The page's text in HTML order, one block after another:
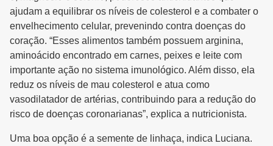
ajudam a equilibrar os níveis de colesterol e a combater o
envelhecimento celular, prevenindo contra doenças do
coração. “Esses alimentos também possuem arginina,
aminoácido encontrado em carnes, peixes e leite com
importante ação no sistema imunológico. Além disso, ela
reduz os níveis de mau colesterol e atua como
vasodilatador de artérias, contribuindo para a redução do
risco de doenças coronarianas”, explica a nutricionista.
Uma boa opção é a semente de linhaça, indica Luciana.